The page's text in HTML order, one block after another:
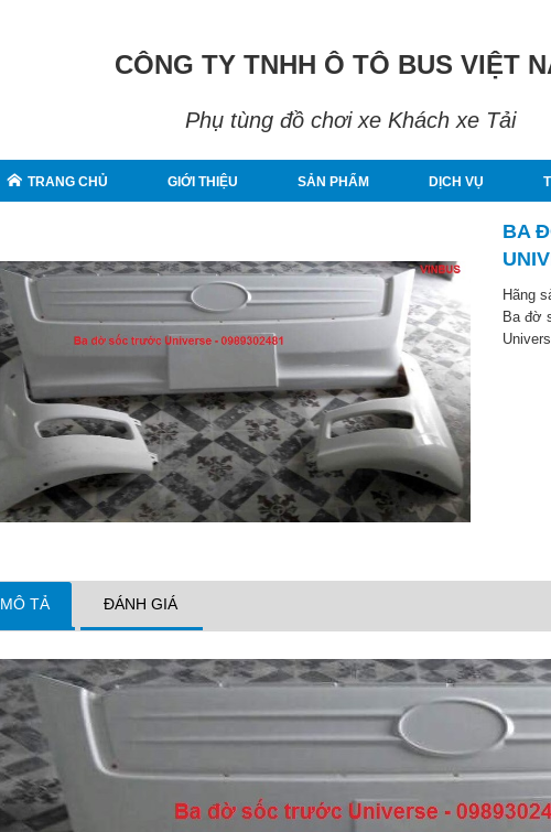
CÔNG TY TNHH Ô TÔ BUS VIỆT
Phụ tùng đồ chơi xe Khách xe Tải
TRANG CHỦ GIỚI THIỆU SẢN PHẨM DỊCH VỤ
BA
Hãng
Ba đờ
MÔ TẢ ĐÁNH GIÁ